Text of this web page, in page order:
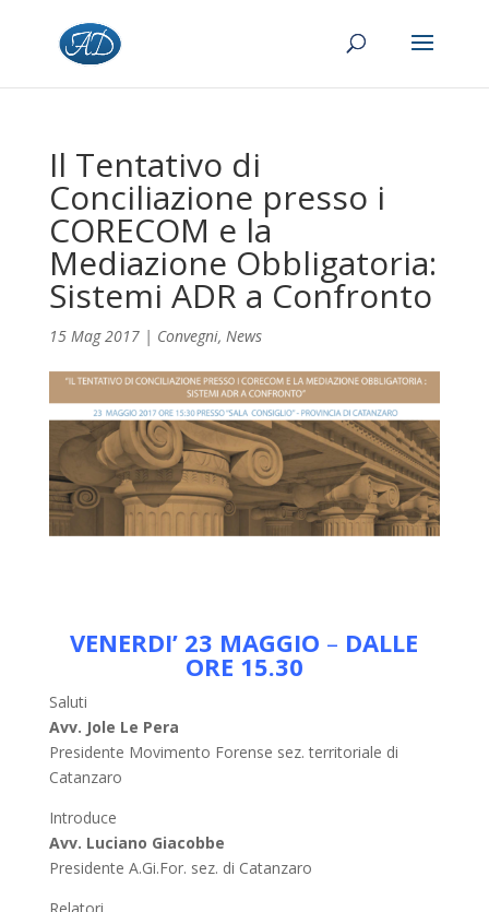
Il Tentativo di
Conciliazione presso i
CORECOM e la
Mediazione Obbligatoria:
Sistemi ADR a Confronto
15 Mag 2017| Convegni, News
VENERDI’ 23 MAGGIO – DALLE
ORE 15.30
Saluti
Avv. Jole Le Pera
Presidente Movimento Forense sez. territoriale di
Catanzaro
Introduce
Avv. Luciano Giacobbe
Presidente A.Gi.For. sez. di Catanzaro